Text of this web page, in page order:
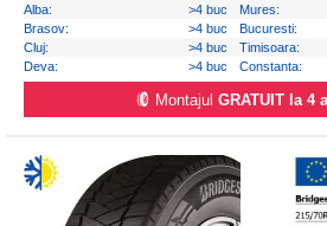
Alba:
>4 buc Mures:
Brasov:
>4 buc Bucuresti:
Cluj:
>4 buc Timisoara:
Deva:
>4 buc Constanta:
Montajul GRATUIT la 4